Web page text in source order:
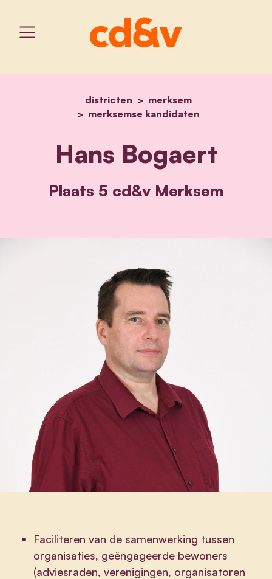
home
districten
merksem
merksemse kandidaten
hans bogaert
Hans Bogaert
Plaats 5 cd&v Merksem
Faciliteren van de samenwerking tussen
organisaties, geëngageerde bewoners
(adviesraden, verenigingen, organisatoren